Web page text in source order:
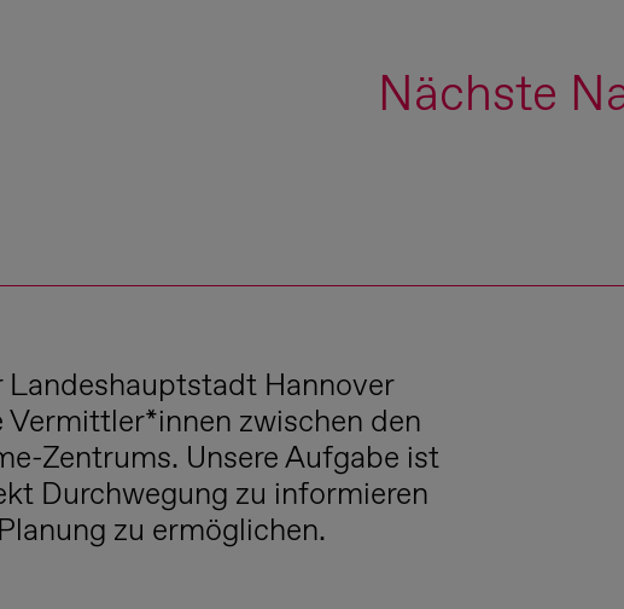
Nächste
Landeshauptstadt Hannover
zwischen den
Zentrums. Unsere Aufgabe ist
Durchwegung zu informieren
zu ermöglichen.